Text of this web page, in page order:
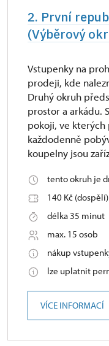
2. První
(Výběrový
Vstupenky na
prodeji, kde
Druhý okruh
prostor a arkádu.
pokoji, ve kterých
každodenně
koupelny jsou
tento okruh je
140 Kč (dospělí)
délka 35 minut
max. 15 osob
nákup
lze uplatnit
VÍCE INFORMACÍ